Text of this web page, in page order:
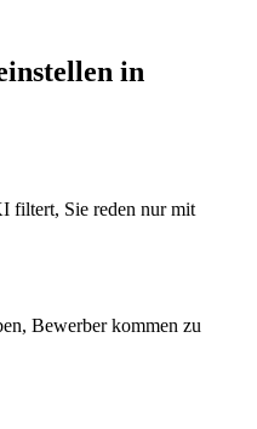
in
Sie reden nur mit
Bewerber kommen zu